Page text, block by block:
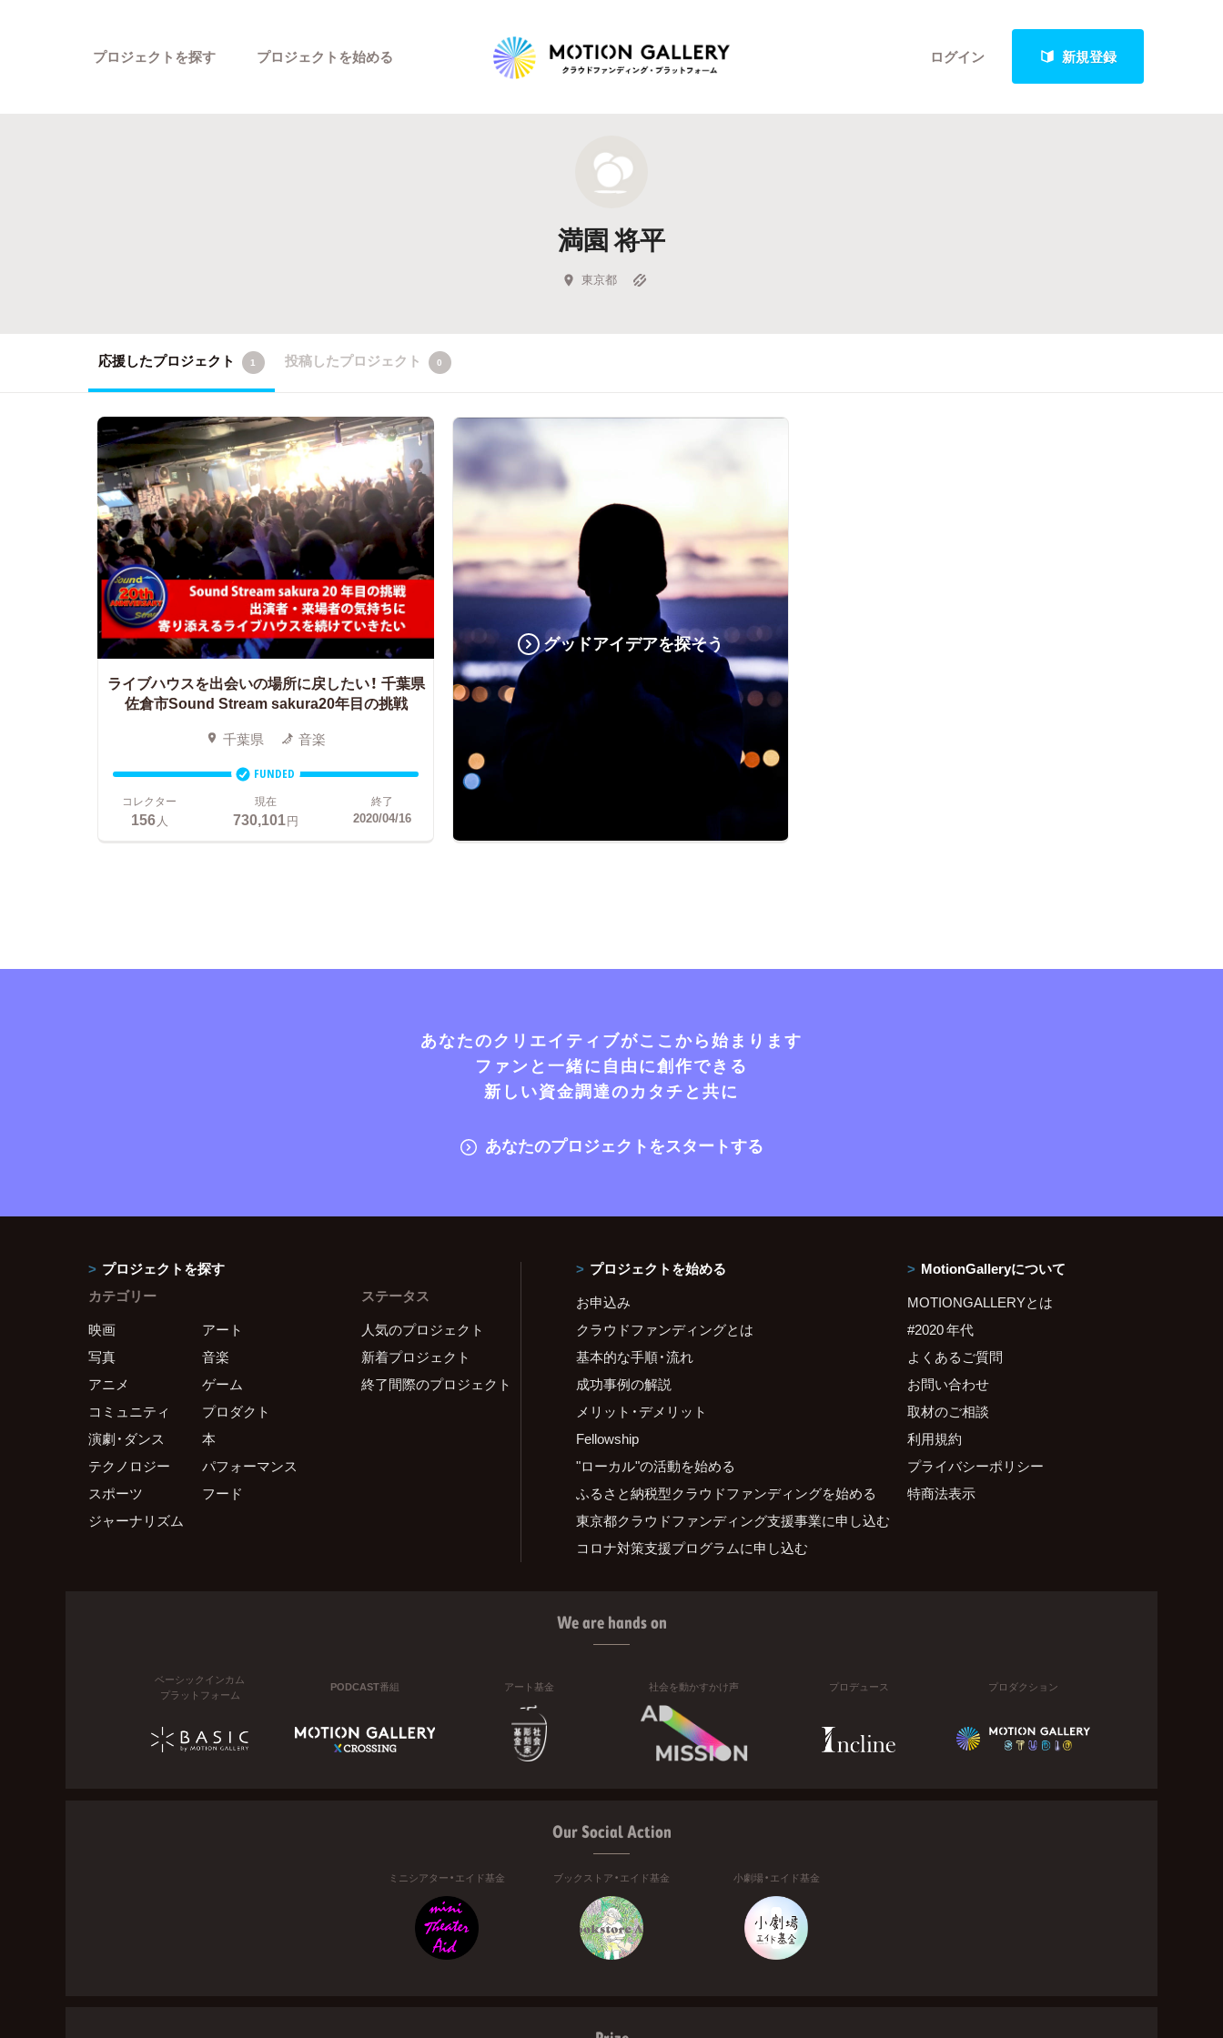
ログイン 新規登録
プロジェクトを探す
新着プロジェクト
Feature
キュレーターから探す
プロジェクトを始める
満園 将平
東京都
応援したプロジェクト 1 投稿したプロジェクト 0
ライブハウスを出会いの場所に戻したい！ 千葉県
佐倉市Sound Stream sakura20年目の挑戦
千葉県 音楽
FUNDED
コレクター
156人
現在
730,101円
終了
2020/04/16
グッドアイデアを探そう
あなたのクリエイティブがここから始まります
ファンと一緒に自由に創作できる
新しい資金調達のカタチと共に
あなたのプロジェクトをスタートする
プロジェクトを探す
カテゴリー
映画
アート
写真
音楽
アニメ
ゲーム
コミュニティ
プロダクト
演劇・ダンス
本
テクノロジー
パフォーマンス
スポーツ
フード
ジャーナリズム
ステータス
人気のプロジェクト
新着プロジェクト
終了間際のプロジェクト
プロジェクトを始める
お申込み
クラウドファンディングとは
基本的な手順・流れ
成功事例の解説
メリット・デメリット
Fellowship
"ローカル"の活動を始める
ふるさと納税型クラウドファンディングを始める
東京都クラウドファンディング支援事業に申し込む
コロナ対策支援プログラムに申し込む
MotionGalleryについて
MOTIONGALLERYとは
#2020 年代
よくあるご質問
お問い合わせ
取材のご相談
利用規約
プライバシーポリシー
特商法表示
We are hands on
ベーシックインカム
プラットフォーム
PODCAST番組 アート基金 社会を動かすかけ声 プロデュース プロダクション
Our Social Action
ミニシアター・エイド基金 ブックストア・エイド基金 小劇場・エイド基金